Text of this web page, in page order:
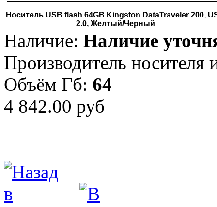
Носитель USB flash 64GB Kingston DataTraveler 200,
2.0, Желтый/Черный
Наличие: Наличие
Производитель
Объём Гб: 64
4 842.00 руб